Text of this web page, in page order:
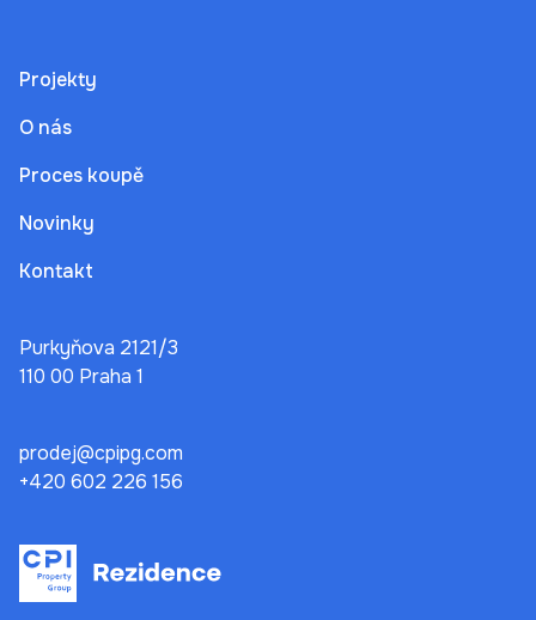
Projekty
O nás
Proces koupě
Novinky
Kontakt
Purkyňova 2121/3
110 00 Praha 1
prodej@cpipg.com
+420 602 226 156